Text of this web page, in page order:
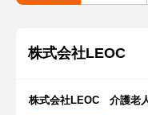
株式会社LEOC
株式会社LEOC 介護老